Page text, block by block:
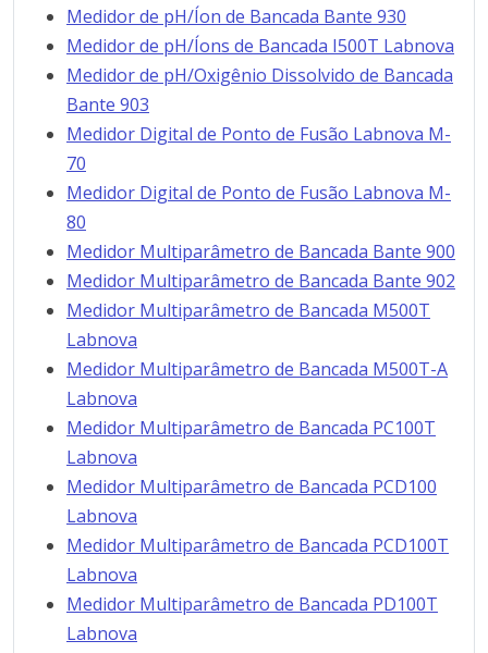
Medidor de pH/Íon de Bancada Bante 930
Medidor de pH/Íons de Bancada I500T Labnova
Medidor de pH/Oxigênio Dissolvido de Bancada
Bante 903
Medidor Digital de Ponto de Fusão Labnova M-
70
Medidor Digital de Ponto de Fusão Labnova M-
80
Medidor Multiparâmetro de Bancada Bante 900
Medidor Multiparâmetro de Bancada Bante 902
Medidor Multiparâmetro de Bancada M500T
Labnova
Medidor Multiparâmetro de Bancada M500T-A
Labnova
Medidor Multiparâmetro de Bancada PC100T
Labnova
Medidor Multiparâmetro de Bancada PCD100
Labnova
Medidor Multiparâmetro de Bancada PCD100T
Labnova
Medidor Multiparâmetro de Bancada PD100T
Labnova